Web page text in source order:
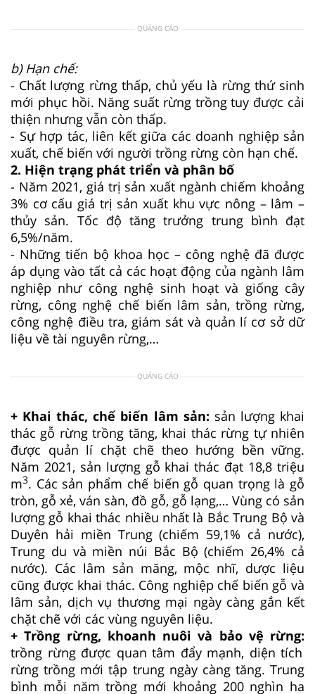
QUẢNG CÁO
b) Hạn chế:
- Chất lượng rừng thấp, chủ yếu là rừng thứ sinh
mới phục hồi. Năng suất rừng trồng tuy được cải
thiện nhưng vẫn còn thấp.
- Sự hợp tác, liên kết giữa các doanh nghiệp sản
xuất, chế biến với người trồng rừng còn hạn chế.
2. Hiện trạng phát triển và phân bố
- Năm 2021, giá trị sản xuất ngành chiếm khoảng
3% cơ cấu giá trị sản xuất khu vực nông – lâm –
thủy sản. Tốc độ tăng trưởng trung bình đạt
6,5%/năm.
- Những tiến bộ khoa học – công nghệ đã được
áp dụng vào tất cả các hoạt động của ngành lâm
nghiệp như công nghệ sinh hoạt và giống cây
rừng, công nghệ chế biến lâm sản, trồng rừng,
công nghệ điều tra, giám sát và quản lí cơ sở dữ
liệu về tài nguyên rừng,…
QUẢNG CÁO
+ Khai thác, chế biến lâm sản: sản lượng khai
thác gỗ rừng trồng tăng, khai thác rừng tự nhiên
được quản lí chặt chẽ theo hướng bền vững.
Năm 2021, sản lượng gỗ khai thác đạt 18,8 triệu
m3. Các sản phẩm chế biến gỗ quan trọng là gỗ
tròn, gỗ xẻ, ván sàn, đồ gỗ, gỗ lạng,… Vùng có sản
lượng gỗ khai thác nhiều nhất là Bắc Trung Bộ và
Duyên hải miền Trung (chiếm 59,1% cả nước),
Trung du và miền núi Bắc Bộ (chiếm 26,4% cả
nước). Các lâm sản măng, mộc nhĩ, dược liệu
cũng được khai thác. Công nghiệp chế biến gỗ và
lâm sản, dịch vụ thương mại ngày càng gắn kết
chặt chẽ với các vùng nguyên liệu.
+ Trồng rừng, khoanh nuôi và bảo vệ rừng:
trồng rừng được quan tâm đẩy mạnh, diện tích
rừng trồng mới tập trung ngày càng tăng. Trung
bình mỗi năm trồng mới khoảng 200 nghìn ha